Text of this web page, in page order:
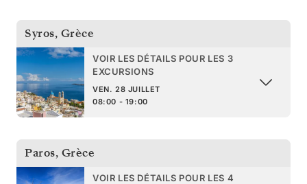
Syros, Grèce
VOIR LES DÉTAILS POUR LES 3
EXCURSIONS
VEN. 28 JUILLET
08:00 - 19:00
Paros, Grèce
VOIR LES DÉTAILS POUR LES 4